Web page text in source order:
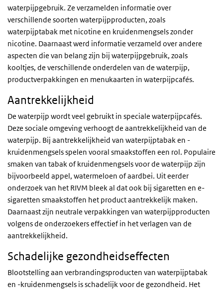
waterpijpgebruik. Ze verzamelden informatie over
verschillende soorten waterpijpproducten, zoals
waterpijptabak met nicotine en kruidenmengsels zonder
nicotine. Daarnaast werd informatie verzameld over andere
aspecten die van belang zijn bij waterpijpgebruik, zoals
kooltjes, de verschillende onderdelen van de waterpijp,
productverpakkingen en menukaarten in waterpijpcafés.
Aantrekkelijkheid
De waterpijp wordt veel gebruikt in speciale waterpijpcafés.
Deze sociale omgeving verhoogt de aantrekkelijkheid van de
waterpijp. Bij aantrekkelijkheid van waterpijptabak en -
kruidenmengsels spelen vooral smaakstoffen een rol. Populaire
smaken van tabak of kruidenmengsels voor de waterpijp zijn
bijvoorbeeld appel, watermeloen of aardbei. Uit eerder
onderzoek van het RIVM bleek al dat ook bij sigaretten en e-
sigaretten smaakstoffen het product aantrekkelijk maken.
Daarnaast zijn neutrale verpakkingen van waterpijpproducten
volgens de onderzoekers effectief in het verlagen van de
aantrekkelijkheid.
Schadelijke gezondheidseffecten
Blootstelling aan verbrandingsproducten van waterpijptabak
en -kruidenmengsels is schadelijk voor de gezondheid. Het